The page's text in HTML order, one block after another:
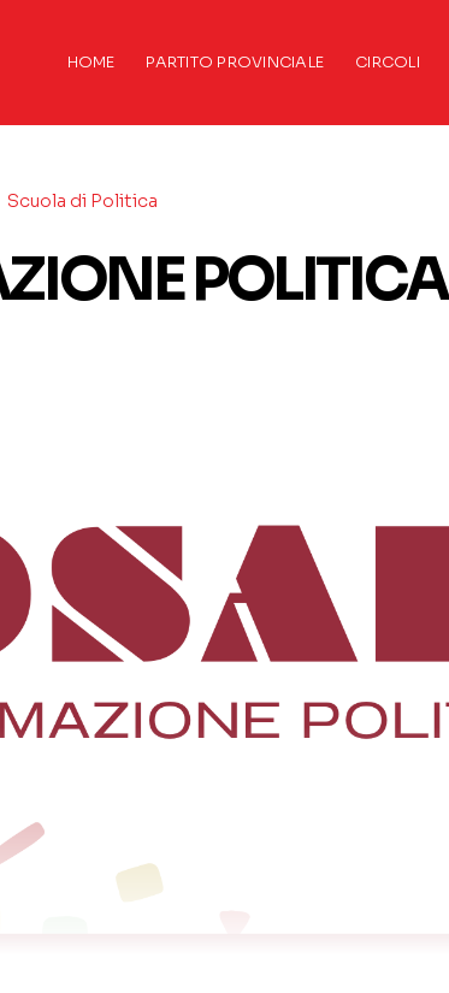
HOME PARTITO PROVINCIALE CIRCOLI
Scuola di Politica
POLITICA